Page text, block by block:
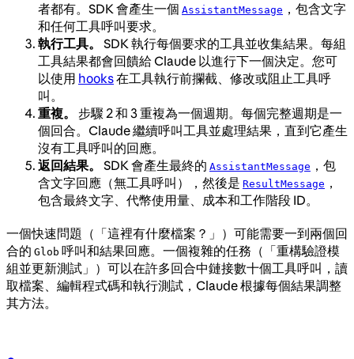
者都有。SDK 會產生一個 AssistantMessage ，包含文字
和任何工具呼叫要求。
執行工具。
SDK 執行每個要求的工具並收集結果。每組
工具結果都會回饋給 Claude 以進行下一個決定。您可
以使用 hooks在工具執行前攔截、修改或阻止工具呼
叫。
重複。
步驟 2 和 3 重複為一個週期。每個完整週期是一
個回合。Claude 繼續呼叫工具並處理結果，直到它產生
沒有工具呼叫的回應。
返回結果。
SDK 會產生最終的 AssistantMessage ，包
含文字回應（無工具呼叫），然後是 ResultMessage ，
包含最終文字、代幣使用量、成本和工作階段 ID。
一個快速問題（「這裡有什麼檔案？」）可能需要一到兩個回
合的 Glob 呼叫和結果回應。一個複雜的任務（「重構驗證模
組並更新測試」）可以在許多回合中鏈接數十個工具呼叫，讀
取檔案、編輯程式碼和執行測試，Claude 根據每個結果調整
其方法。